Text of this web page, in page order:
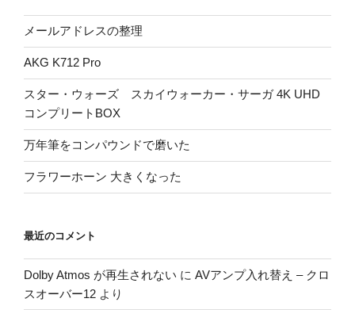
メールアドレスの整理
AKG K712 Pro
スター・ウォーズ スカイウォーカー・サーガ 4K UHD
コンプリートBOX
万年筆をコンパウンドで磨いた
フラワーホーン 大きくなった
最近のコメント
Dolby Atmos が再生されない に AVアンプ入れ替え – クロ
スオーバー12 より